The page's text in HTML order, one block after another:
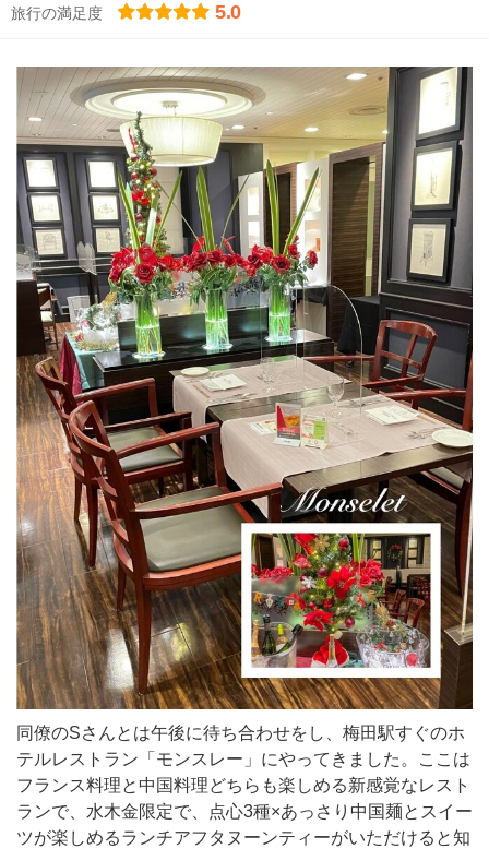
旅行の満足度 5.0
同僚のSさんとは午後に待ち合わせをし、梅田駅すぐのホ
テルレストラン「モンスレー」にやってきました。ここは
フランス料理と中国料理どちらも楽しめる新感覚なレスト
ランで、水木金限定で、点心3種×あっさり中国麺とスイー
ツが楽しめるランチアフタヌーンティーがいただけると知